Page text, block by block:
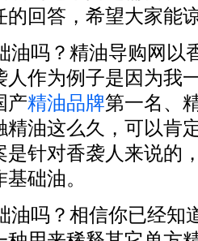
的回答，希望大家能
油吗？精油导购网以
人作为例子是因为我
产精油品牌第一名、
精油这么久，可以肯
是针对香袭人来说的
础油。
油吗？相信你已经知